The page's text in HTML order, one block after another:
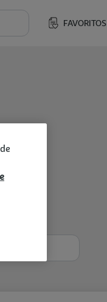
FAVORITOS